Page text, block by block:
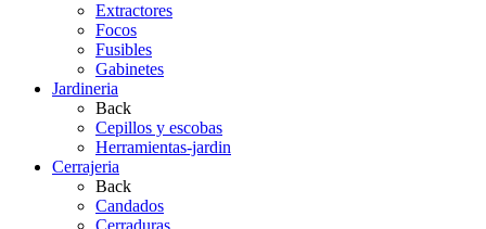
Extractores
Focos
Fusibles
Gabinetes
Jardineria
Back
Cepillos y escobas
Herramientas-jardin
Cerrajeria
Back
Candados
Cerraduras